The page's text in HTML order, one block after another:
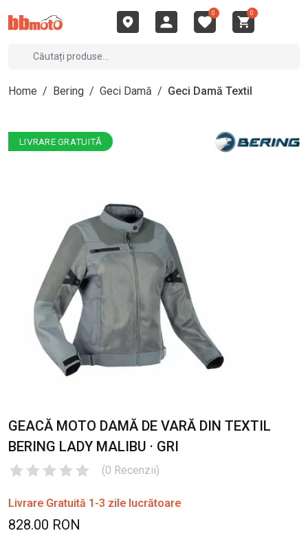
0 0
Home / Bering / Geci Damă / Geci Damă Textil
LIVRARE GRATUITĂ
GEACĂ MOTO DAMĂ DE VARĂ DIN TEXTIL
BERING LADY MALIBU · GRI
(0 Recenzii)
Livrare Gratuită 1-3 zile lucrătoare
828.00 RON